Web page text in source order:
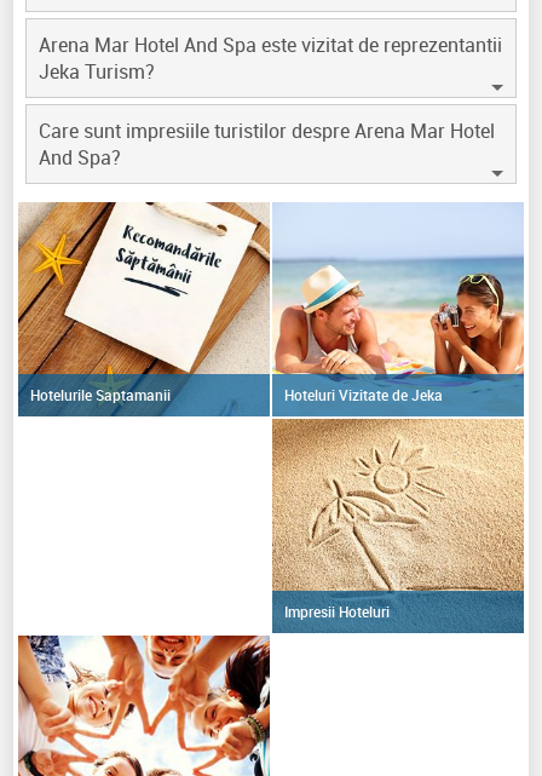
Arena Mar Hotel And Spa este vizitat de reprezentantii
Jeka Turism?
Care sunt impresiile turistilor despre Arena Mar Hotel
And Spa?
Hotelurile Saptamanii Hoteluri Vizitate de Jeka
Impresii Hoteluri